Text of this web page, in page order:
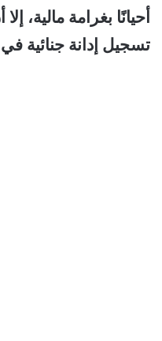
أحيانًا بغرامة مالية،
تسجيل إدانة